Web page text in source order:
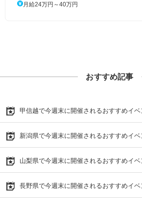
月給24万円～40万円
おすすめ記事
甲信越で今週末に開催されるおすすめイベ
新潟県で今週末に開催されるおすすめイベ
山梨県で今週末に開催されるおすすめイベ
長野県で今週末に開催されるおすすめイベ